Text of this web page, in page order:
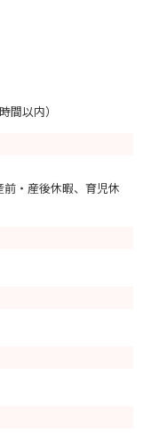
以内）
・産後休暇、育児休